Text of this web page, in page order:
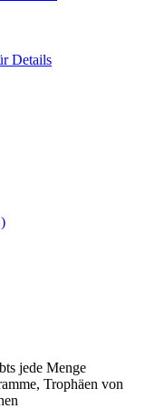
jede Menge
Trophäen von